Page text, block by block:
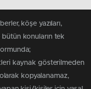
köşe yazıları,
konuların tek
kaynak gösterilmeden
olarak kopyalanamaz,